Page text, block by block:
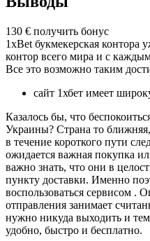
130 € получить бонус
1xBet букмекерская контора
контор всего мира и с
Все это возможно таким
сайт 1хбет имеет
Казалось бы, что
Украины? Страна то
в течение короткого пути
ожидается важная покупка
важно знать, что они в
пункту доставки. Именно
воспользоваться сервисом .
отправления занимает
нужно никуда выходить и
удобно, быстро и бесплатно.